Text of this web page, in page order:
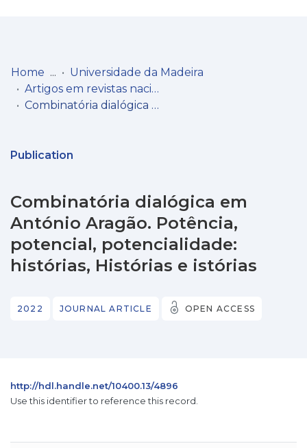
Communities
Statistics
Home
Universidade da Madeira
Artigos em revistas nacionais
Combinatória dialógica em António Aragão. Potência, potencial, potencialidade: histórias, Histórias e istórias
Publication
Combinatória dialógica em
António Aragão. Potência,
potencial, potencialidade:
histórias, Histórias e istórias
2022 JOURNAL ARTICLE OPEN ACCESS
http://hdl.handle.net/10400.13/4896
Use this identifier to reference this record.